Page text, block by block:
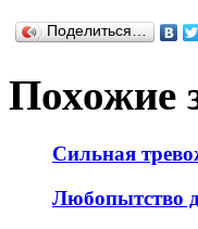
Поделиться…
Похожие
Сильная
Любопытство